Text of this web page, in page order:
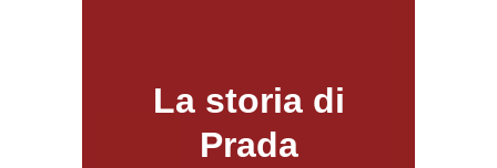
La storia di
Prada